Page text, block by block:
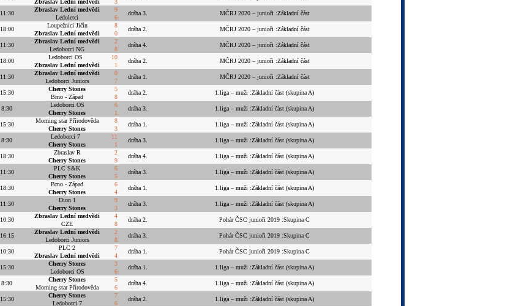
Zbraslav Lední medvědi
3
11:30
Zbraslav Lední medvědi 9
dráha 3. MČRJ 2020 – junioři :Základní část
Ledoletci
6
18:00
Loupežníci Jičín 8
dráha 2. MČRJ 2020 – junioři :Základní část
Zbraslav Lední medvědi
0
11:30
Zbraslav Lední medvědi 2
dráha 4. MČRJ 2020 – junioři :Základní část
Ledoborci NG
8
18:00
Ledoborci OS 10
dráha 2. MČRJ 2020 – junioři :Základní část
Zbraslav Lední medvědi
1
11:30
Zbraslav Lední medvědi 0
dráha 1. MČRJ 2020 – junioři :Základní část
Ledoborci Juniors
7
15:30
Cherry Stones 5
dráha 2. 1.liga – muži :Základní část (skupina A)
Brno - Západ
8
8:30
Ledoborci OS 6
dráha 3. 1.liga – muži :Základní část (skupina A)
Cherry Stones
1
15:30
Morning star Přírodověda 8
dráha 1. 1.liga – muži :Základní část (skupina A)
Cherry Stones
3
8:30
Ledoborci 7 11
dráha 3. 1.liga – muži :Základní část (skupina A)
Cherry Stones
1
18:30
Zbraslav R 2
dráha 4. 1.liga – muži :Základní část (skupina A)
Cherry Stones
9
11:30
PLC S&K 6
dráha 3. 1.liga – muži :Základní část (skupina A)
Cherry Stones
5
18:30
Brno - Západ 6
dráha 1. 1.liga – muži :Základní část (skupina A)
Cherry Stones
4
11:30
Dion 1 9
dráha 3. 1.liga – muži :Základní část (skupina A)
Cherry Stones
3
10:30
Zbraslav Lední medvědi 4
dráha 2. Pohár ČSC junioři 2019 :Skupina C
CZE
8
16:15
Zbraslav Lední medvědi 2
dráha 3. Pohár ČSC junioři 2019 :Skupina C
Ledoborci Juniors
8
10:30
PLC 2 7
dráha 1. Pohár ČSC junioři 2019 :Skupina C
Zbraslav Lední medvědi
4
15:30
Cherry Stones 3
dráha 1. 1.liga – muži :Základní část (skupina A)
Ledoborci OS
6
8:30
Cherry Stones 5
dráha 4. 1.liga – muži :Základní část (skupina A)
Morning star Přírodověda
6
15:30
Cherry Stones 7
dráha 2. 1.liga – muži :Základní část (skupina A)
Ledoborci 7
6